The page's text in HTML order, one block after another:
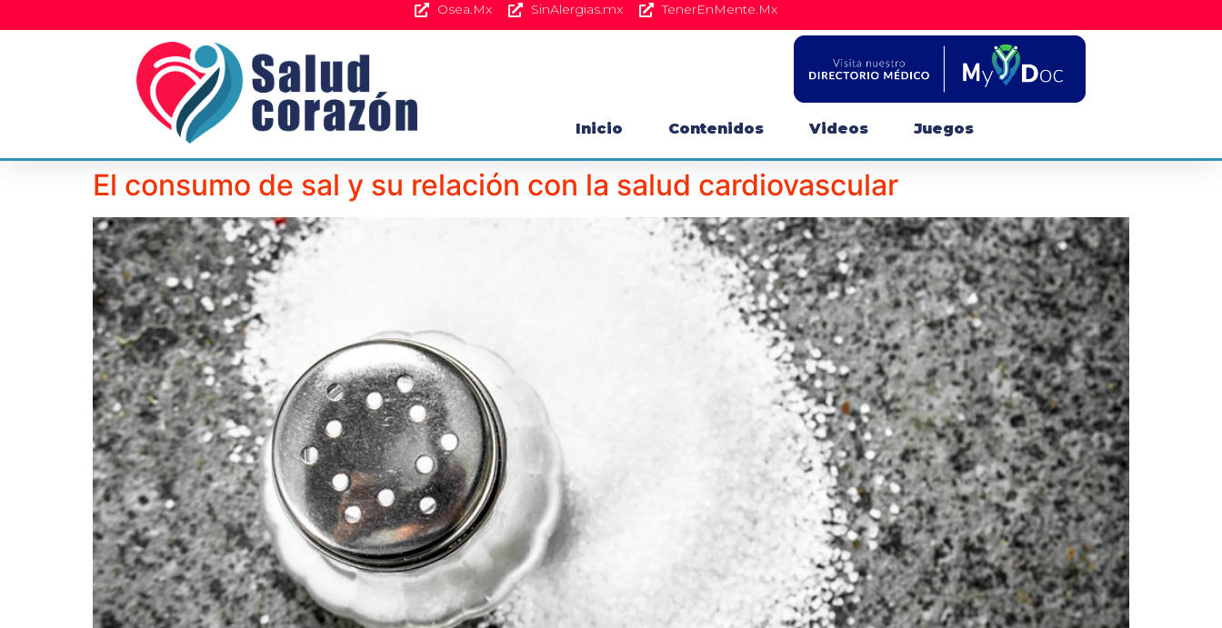
Osea.Mx SinAlergias.mx TenerEnMente.Mx
Inicio Contenidos Videos Juegos
El consumo de sal y su relación con la salud cardiovascular